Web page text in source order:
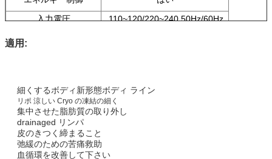
入力電圧
110~120/220~240,50Hz/60Hz
適用:
細くするボディ新形態ボディ ライン
リポ 涼しい Cryo の凍結の細く
集中させた脂肪質の取り外し
drainaged リンパ
皮のきつく締まること
弛緩のための苦痛救助
血循環を改善して下さい